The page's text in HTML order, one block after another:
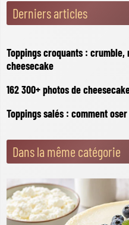
Derniers articles
Toppings croquants :
cheesecake
162 300+ photos de
Toppings salés : comment
Dans la même catégorie